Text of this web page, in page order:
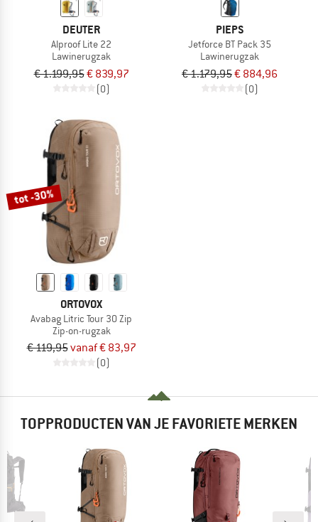
DEUTER
Alproof Lite 22
Lawinerugzak
€ 1.199,95€ 839,97
(0)
PIEPS
Jetforce BT Pack 35
Lawinerugzak
€ 1.179,95€ 884,96
(0)
tot -30%
ORTOVOX
Avabag Litric Tour 30 Zip
Zip-on-rugzak
€ 119,95vanaf € 83,97
(0)
TOPPRODUCTEN VAN JE FAVORIETE MERKEN